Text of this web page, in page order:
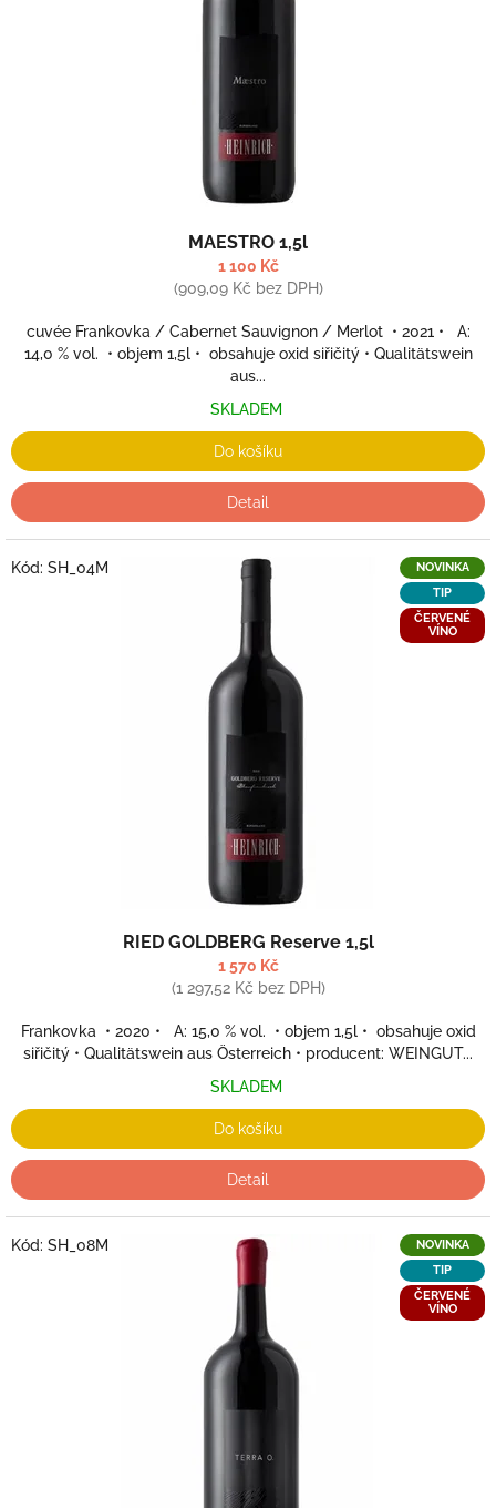
MAESTRO 1,5l
1 100 Kč
(909,09 Kč bez DPH)
cuvée Frankovka / Cabernet Sauvignon / Merlot • 2021 • A:
14,0 % vol. • objem 1,5l • obsahuje oxid siřičitý • Qualitätswein
aus...
SKLADEM
Do košíku
Detail
NOVINKA
TIP
ČERVENÉ
VÍNO
RIED GOLDBERG Reserve 1,5l
1 570 Kč
(1 297,52 Kč bez DPH)
Frankovka • 2020 • A: 15,0 % vol. • objem 1,5l • obsahuje oxid
siřičitý • Qualitätswein aus Österreich • producent: WEINGUT...
SKLADEM
Do košíku
Detail
Kód: SH_04M
NOVINKA
TIP
ČERVENÉ
VÍNO
Kód: SH_08M